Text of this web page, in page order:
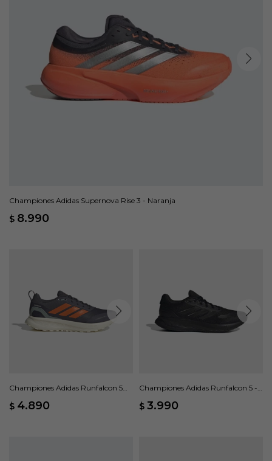
Championes Adidas Supernova Rise 3 - Naranja
$ 8.990
Championes Adidas Runfalcon 5
$ 4.890
Championes Adidas Runfalcon 5 -
$ 3.990